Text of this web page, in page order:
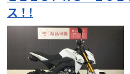
ス！!